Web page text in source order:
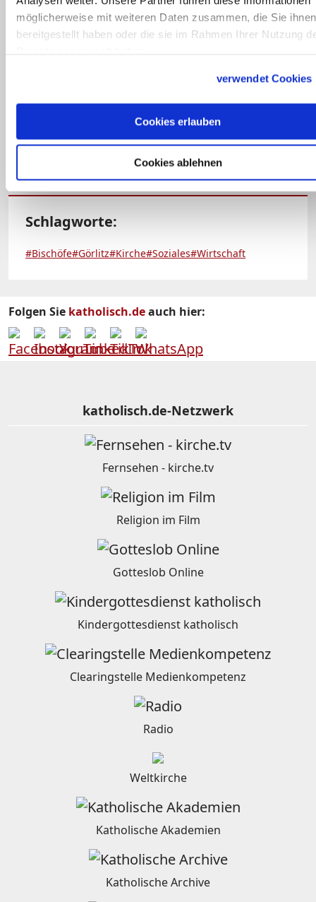
möglicherweise mit weiteren Daten zusammen, die Sie ihnen
bereitgestellt haben oder die sie im Rahmen Ihrer Nutzung
verwendet Cookies
Cookies erlauben
Cookies ablehnen
Schlagworte:
#Bischöfe#Görlitz#Kirche#Soziales#Wirtschaft
Folgen Sie katholisch.deauch hier:
katholisch.de-Netzwerk
Fernsehen - kirche.tv
Religion im Film
Gotteslob Online
Kindergottesdienst katholisch
Clearingstelle Medienkompetenz
Radio
Weltkirche
Katholische Akademien
Katholische Archive